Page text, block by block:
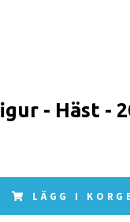
- Häst -
LÄGG I